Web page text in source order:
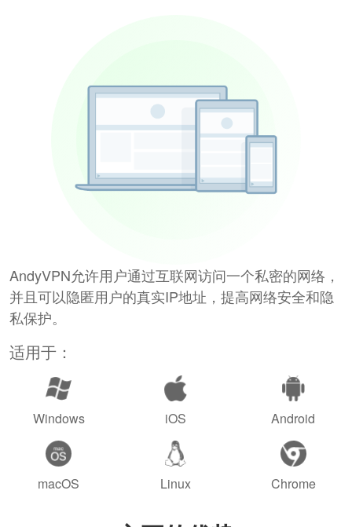
AndyVPN允许用户通过互联网访问一个私密的网络，
并且可以隐匿用户的真实IP地址，提高网络安全和隐
私保护。
适用于：
Windows iOS Android
macOS Linux Chrome